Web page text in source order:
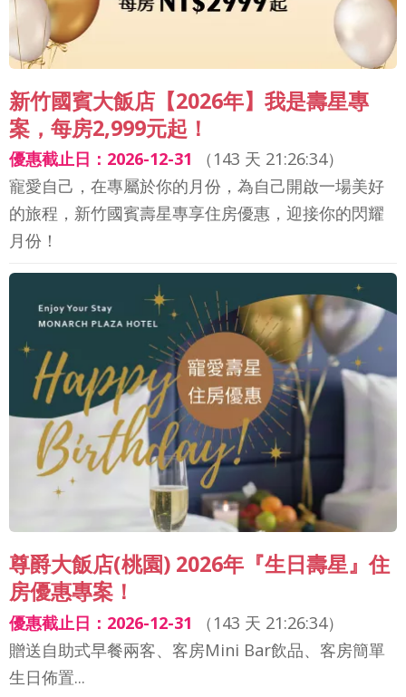
新竹國賓大飯店【2026年】我是壽星專
案，每房2,999元起！
優惠截止日：2026-12-31 （ 143 天 21:26:32）
寵愛自己，在專屬於你的月份，為自己開啟一場美好
的旅程，新竹國賓壽星專享住房優惠，迎接你的閃耀
月份！
尊爵大飯店(桃園) 2026年『生日壽星』住
房優惠專案！
優惠截止日：2026-12-31 （ 143 天 21:26:32）
贈送自助式早餐兩客、客房Mini Bar飲品、客房簡單
生日佈置...